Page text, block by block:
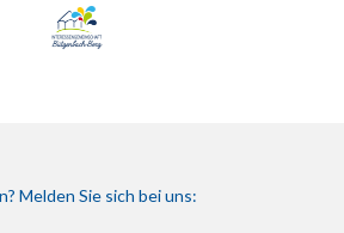
Melden Sie sich bei uns: